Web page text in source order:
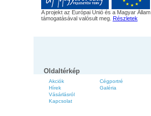
A projekt az Európai Unió és a Magyar Állam
támogatásával valósult meg. Részletek
Oldaltérkép
Akciók
Hírek
Vásárlásról
Kapcsolat
Cégportré
Galéria